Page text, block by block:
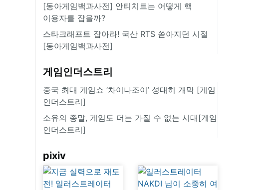
[동아게임백과사전] 안티치트는 어떻게 핵
이용자를 잡을까?
스타크래프트 잡아라! 국산 RTS 쏟아지던 시절
[동아게임백과사전]
게임인더스트리
중국 최대 게임쇼 ‘차이나조이’ 성대히 개막 [게임
인더스트리]
소유의 종말, 게임도 더는 가질 수 없는 시대[게임
인더스트리]
pixiv